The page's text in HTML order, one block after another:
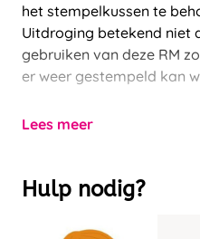
het stempelkussen te
Uitdroging betekend niet
gebruiken van deze RM
er weer gestempeld kan
Lees meer
Hulp nodig?